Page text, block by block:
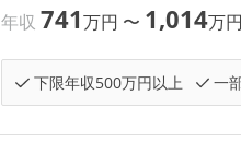
年収741万円 〜 1,014万円
下限年収500万円以上 一